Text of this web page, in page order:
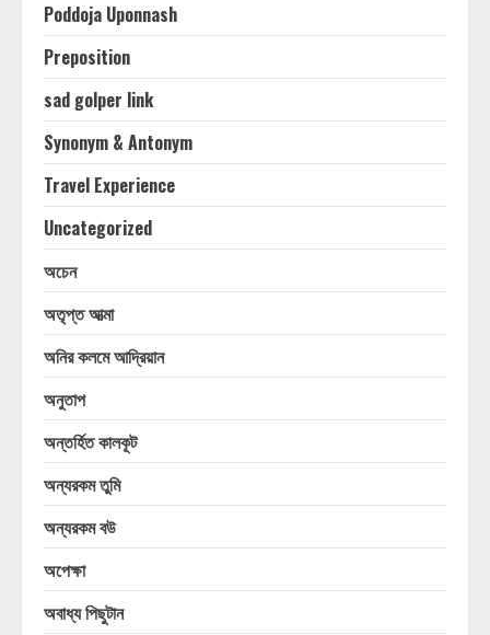
Poddoja Uponnash
Preposition
sad golper link
Synonym & Antonym
Travel Experience
Uncategorized
অচেন
অতৃপ্ত আত্মা
অনির কলমে আদ্রিয়ান
অনুতাপ
অন্তর্হিত কালকূট
অন্যরকম তুমি
অন্যরকম বউ
অপেক্ষা
অবাধ্য পিছুটান